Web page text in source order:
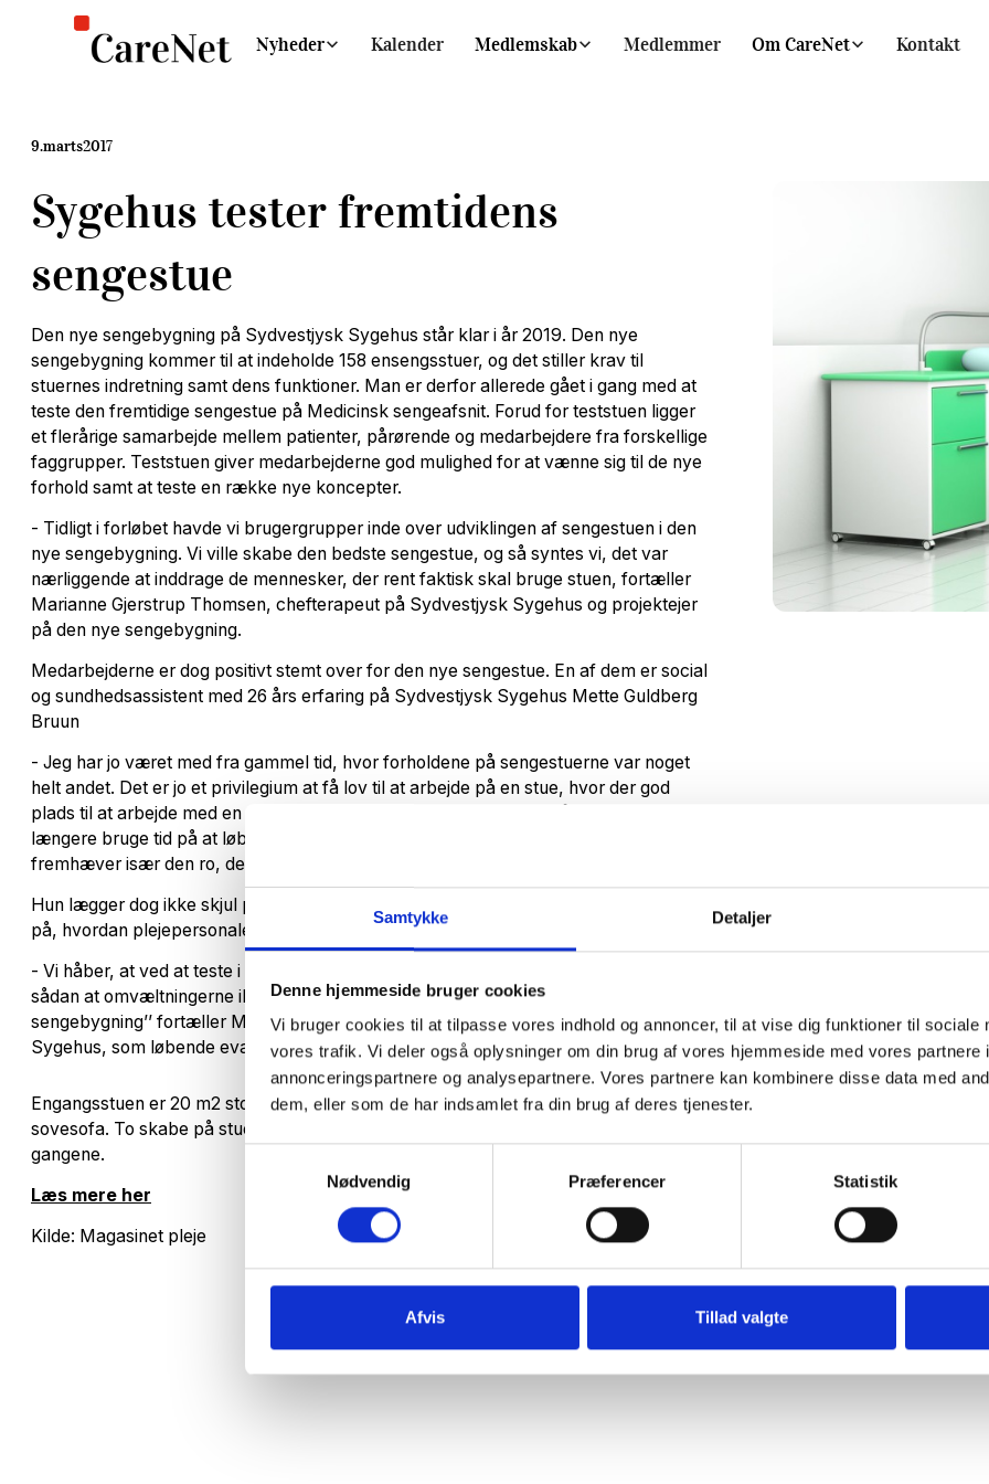
Samtykke Detaljer
Denne hjemmeside bruger cookies
Vi bruger cookies til at tilpasse vores indhold og annoncer, til at vise dig funktioner til sociale
vores trafik. Vi deler også oplysninger om din brug af vores hjemmeside med vores partnere
annonceringspartnere og analysepartnere. Vores partnere kan kombinere disse data med
dem, eller som de har indsamlet fra din brug af deres tjenester.
Nødvendig
Præferencer Statistik
Afvis Tillad valgte
Nyheder Kalender Medlemskab Medlemmer Om CareNet Kontakt
9.marts2017
Sygehus tester fremtidens
sengestue
Den nye sengebygning på Sydvestjysk Sygehus står klar i år 2019. Den nye
sengebygning kommer til at indeholde 158 ensengsstuer, og det stiller krav til
stuernes indretning samt dens funktioner. Man er derfor allerede gået i gang med at
teste den fremtidige sengestue på Medicinsk sengeafsnit. Forud for teststuen ligger
et flerårige samarbejde mellem patienter, pårørende og medarbejdere fra forskellige
faggrupper. Teststuen giver medarbejderne god mulighed for at vænne sig til de nye
forhold samt at teste en række nye koncepter.
- Tidligt i forløbet havde vi brugergrupper inde over udviklingen af sengestuen i den
nye sengebygning. Vi ville skabe den bedste sengestue, og så syntes vi, det var
nærliggende at inddrage de mennesker, der rent faktisk skal bruge stuen, fortæller
Marianne Gjerstrup Thomsen, chefterapeut på Sydvestjysk Sygehus og projektejer
på den nye sengebygning.
Medarbejderne er dog positivt stemt over for den nye sengestue. En af dem er social
og sundhedsassistent med 26 års erfaring på Sydvestjysk Sygehus Mette Guldberg
Bruun
- Jeg har jo været med fra gammel tid, hvor forholdene på sengestuerne var noget
helt andet. Det er jo et privilegium at få lov til at arbejde på en stue, hvor der god
plads til at arbejde med en patient. Her er alt, hvad vi skal bruge, så vi skal ikke
længere bruge tid på at løbe efter tingene, fortæller Mette Guldberg Bruun og
fremhæver især den ro, der er på ensengsstuen.
Hun lægger dog ikke skjul på, at al implementering tager tid. Især når man laver om
på, hvordan plejepersonalet har arbejdet i årevis.
- Vi håber, at ved at teste i god tid, så får vi luset ud i sengestuens ”børnesygdomme”
sådan at omvæltningerne ikke bliver så store, når vi flytter over i den nye
sengebygning’’ fortæller Marianne Gjerstrup Thomsen chefterapeut på Sydvestjysk
Sygehus, som løbende evaluerer på teststuen.
Engangsstuen er 20 m2 stor med tilhørende bad og toilet, og med god plads til, at pårørende kan overnatte på en
sovesofa. To skabe på stuen er forsynet med alt, hvad personalet skal bruge – ting som tidligere lå i depotrum på
gangene.
Læs mere her
Kilde: Magasinet pleje